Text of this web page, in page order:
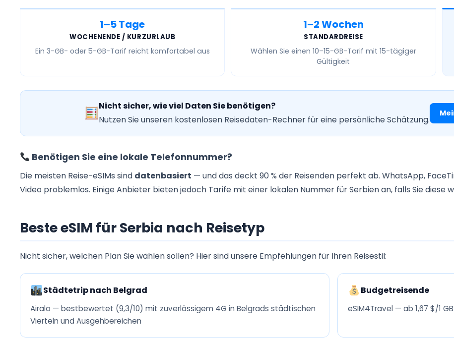
1–5 Tage
WOCHENENDE / KURZURLAUB
Ein 3-GB- oder 5-GB-Tarif reicht komfortabel aus
1–2 Wochen
STANDARDREISE
Wählen Sie einen 10–15-GB-Tarif mit 15-tägiger
Gültigkeit
Nicht sicher, wie viel Daten Sie benötigen?
Nutzen Sie unseren kostenlosen Reisedaten-Rechner für eine persönliche Schätzung.
Benötigen Sie eine lokale Telefonnummer?
Die meisten Reise-eSIMs sind datenbasiert — und das deckt 90 % der Reisenden perfekt ab. WhatsApp,
Video problemlos. Einige Anbieter bieten jedoch Tarife mit einer lokalen Nummer für Serbien an, falls Sie diese
Beste eSIM für Serbia nach Reisetyp
Nicht sicher, welchen Plan Sie wählen sollen? Hier sind unsere Empfehlungen für Ihren Reisestil:
Städtetrip nach Belgrad
Airalo — bestbewertet (9,3/10) mit zuverlässigem 4G in Belgrads städtischen
Vierteln und Ausgehbereichen
Budgetreisende
eSIM4Travel — ab 1,67 $/1